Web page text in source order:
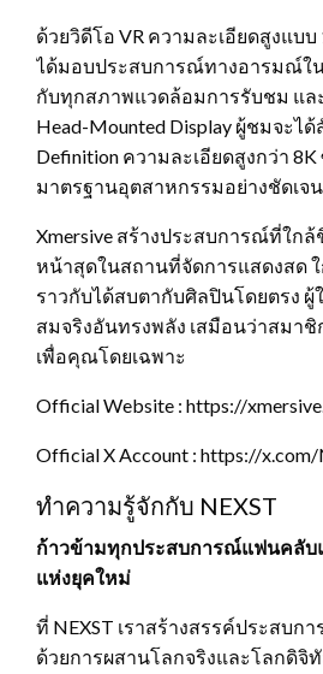
ด้วยวิดีโอ VR ความละเอียดสูงแบบ
ได้มอบประสบการณ์ทางอารมณ์ใ
กับทุกสภาพแวดล้อมการรับชม แล
Head-Mounted Display ผู้ชมจะไ
Definition ความละเอียดสูงกว่า 8K
มาตรฐานอุตสาหกรรมอย่างชัดเจน
Xmersive สร้างประสบการณ์ที่ใก
หน้าสุดในสถานที่จัดการแสดงสด
ราวกับได้สบตากับศิลปินโดยตรง
สมจริงอันทรงพลัง เสมือนว่าสมาชิ
เพื่อคุณโดยเฉพาะ
Official Website : https://
Official X Account : https://x.com/
ทำความรู้จักกับ NEXST
ก้าวข้ามทุกประสบการณ์แฟนคลับ
แห่งยุคใหม่
ที่ NEXST เราสร้างสรรค์ประสบ
ด้วยการผสานโลกจริงและโลกดิจิทั